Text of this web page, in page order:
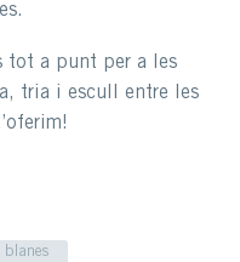
tot a punt per a les
tria i escull entre les
blanes